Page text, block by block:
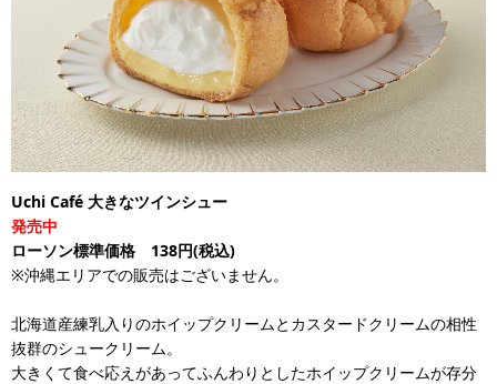
Uchi Café 大きなツインシュー
発売中
ローソン標準価格 138円(税込)
※沖縄エリアでの販売はございません。
北海道産練乳入りのホイップクリームとカスタードクリームの相性
抜群のシュークリーム。
大きくて食べ応えがあってふんわりとしたホイップクリームが存分